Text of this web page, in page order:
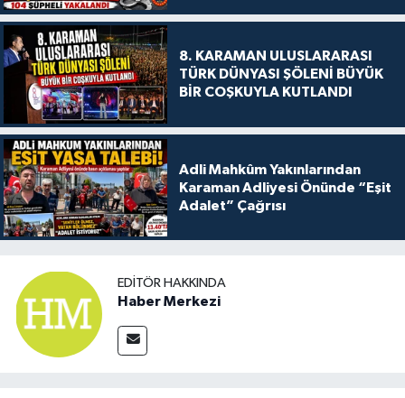
8. KARAMAN ULUSLARARASI
TÜRK DÜNYASI ŞÖLENİ BÜYÜK
BİR COŞKUYLA KUTLANDI
Adli Mahkûm Yakınlarından
Karaman Adliyesi Önünde “Eşit
Adalet” Çağrısı
EDITÖR HAKKINDA
Haber Merkezi